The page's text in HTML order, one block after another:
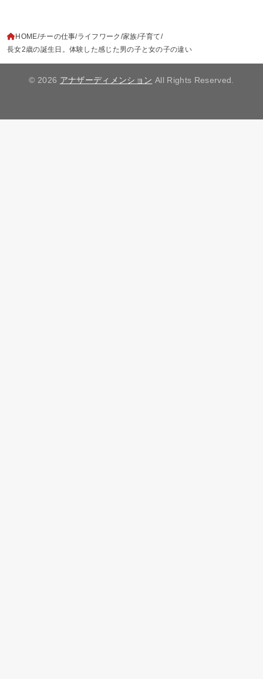
HOME チーの仕事 ライフワーク 家族 子育て
長女2歳の誕生日。体験した感じた男の子と女の子の違い
© 2026 アナザーディメンション All Rights Reserved.